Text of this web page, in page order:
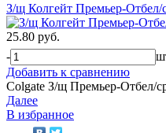
З/щ Колгейт Премьер-
25.80 руб.
-
Добавить к сравнению
Colgate З/щ Премьер-Отбел/
Далее
В избранное